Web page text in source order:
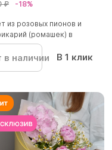
₽ -18%
из розовых пионов и
(ромашек) в
в наличии В 1 клик